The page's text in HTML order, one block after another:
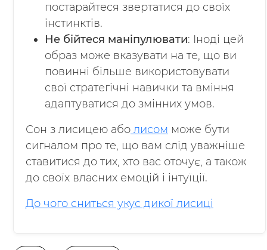
постарайтеся звертатися до своїх
інстинктів.
Не бійтеся маніпулювати: Іноді цей
образ може вказувати на те, що ви
повинні більше використовувати
свої стратегічні навички та вміння
адаптуватися до змінних умов.
Сон з лисицею або лисом може бути
сигналом про те, що вам слід уважніше
ставитися до тих, хто вас оточує, а також
до своїх власних емоцій і інтуїції.
До чого сниться укус дикої лисиці